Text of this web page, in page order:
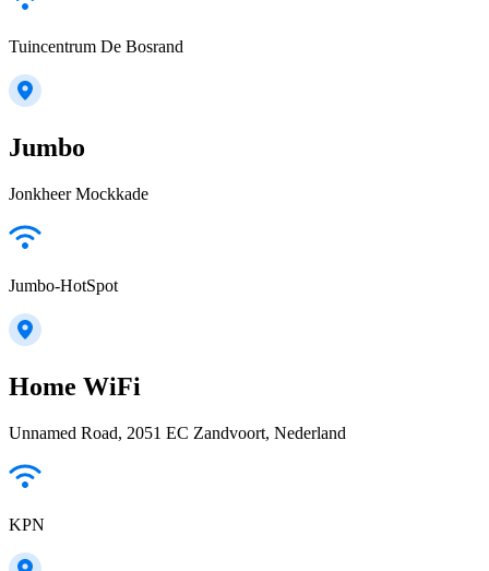
Tuincentrum De Bosrand
Jumbo
Jonkheer Mockkade
Jumbo-HotSpot
Home WiFi
Unnamed Road, 2051 EC Zandvoort, Nederland
KPN